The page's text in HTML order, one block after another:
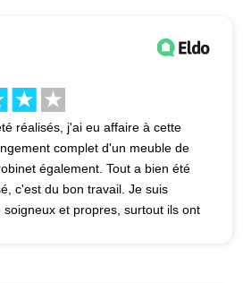
réalisés, j'ai eu affaire à cette
complet d'un meuble de
également. Tout a bien été
c'est du bon travail. Je suis
et propres, surtout ils ont